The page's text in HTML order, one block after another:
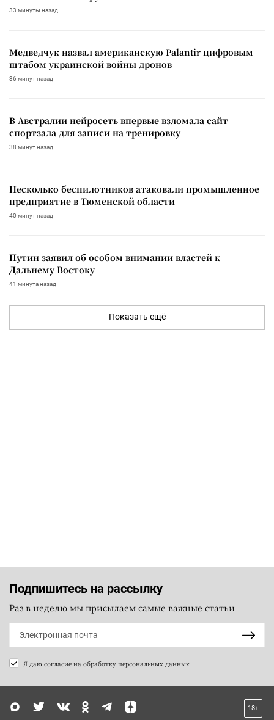
33 минуты назад
Медведчук назвал американскую Palantir цифровым
штабом украинской войны дронов
36 минут назад
В Австралии нейросеть впервые взломала сайт
спортзала для записи на тренировку
38 минут назад
Несколько беспилотников атаковали промышленное
предприятие в Тюменской области
40 минут назад
Путин заявил об особом внимании властей к
Дальнему Востоку
41 минута назад
Показать ещё
Подпишитесь на рассылку
Раз в неделю мы присылаем самые важные статьи
Я даю согласие на обработку персональных данных
18+